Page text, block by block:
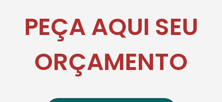
PEÇA AQUI SEU
ORÇAMENTO